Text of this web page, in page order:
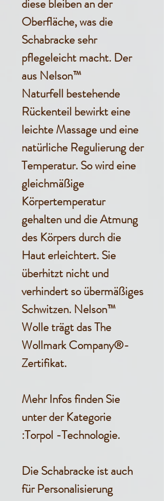
diese bleiben an der
Oberfläche, was die
Schabracke sehr
pflegeleicht macht. Der
aus Nelson™
Naturfell bestehende
Rückenteil bewirkt eine
leichte Massage und eine
natürliche Regulierung der
Temperatur. So wird eine
gleichmäßige
Körpertemperatur
gehalten und die Atmung
des Körpers durch die
Haut erleichtert. Sie
überhitzt nicht und
verhindert so übermäßiges
Schwitzen. Nelson™
Wolle trägt das The
Wollmark Company®-
Zertifikat.
Mehr Infos finden Sie
unter der Kategorie
:Torpol -Technologie.
Die Schabracke ist auch
für Personalisierung